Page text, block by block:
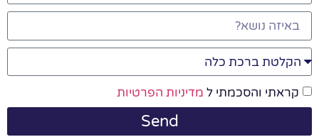
קראתי והסכמתי ל מדיניות הפרטיות
Send